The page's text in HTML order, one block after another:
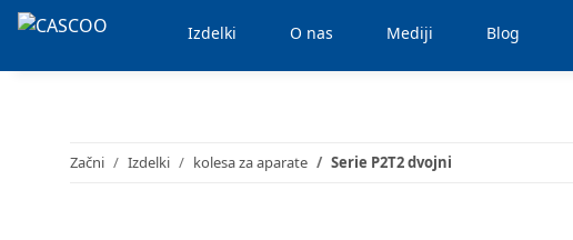
Izdelki O nas Mediji Blog
Začni Izdelki kolesa za aparate Serie P2T2 dvojni